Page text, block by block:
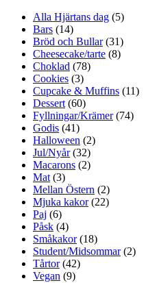
Alla Hjärtans dag (5)
Bars (14)
Bröd och Bullar(31)
Cheesecake/tarte (8)
Choklad (78)
Cookies (3)
Cupcake & Muffins (11)
Dessert (60)
Fyllningar/Krämer(74)
Godis (41)
Halloween (2)
Jul/Nyår(32)
Macarons (2)
Mat (3)
Mellan Östern (2)
Mjuka kakor(22)
Paj (6)
Påsk (4)
Småkakor(18)
Student/Midsommar(2)
Tårtor(42)
Vegan (9)